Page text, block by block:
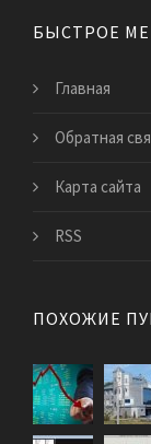
БЫСТРОЕ
Главная
Обратная
Карта сайта
RSS
ПОХОЖИЕ